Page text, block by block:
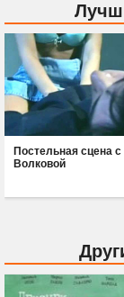
Постельная сцена
Волковой